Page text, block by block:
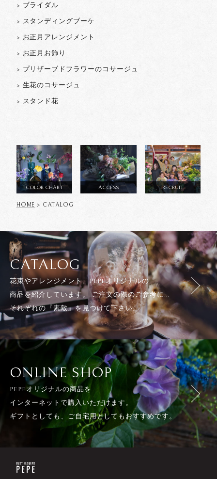
> ブライダル
> スタンディングブーケ
> お正月アレンジメント
> お正月お飾り
> プリザーブドフラワーのコサージュ
> 生花のコサージュ
> スタンド花
COLOR CHART ACCESS RECRUIT
HOME > CATALOG
CATALOG
花束やアレンジメント、PEPEオリジナルの
商品を紹介しています。 ご注文の際のご参考に...
それぞれの『素敵』を見つけて下さい。
ONLINE SHOP
PEPEオリジナルの商品を
インターネットで購入いただけます。
ギフトとしても、ご自宅用としてもおすすめです。